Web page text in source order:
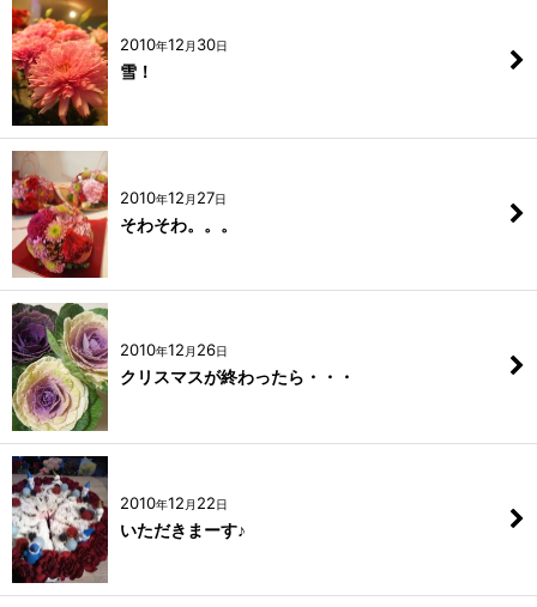
2010年12 月 30日
雪！
2010年12 月 27日
そわそわ。。。
2010年12 月 26日
クリスマスが終わったら・・・
2010年12 月 22日
いただきまーす♪